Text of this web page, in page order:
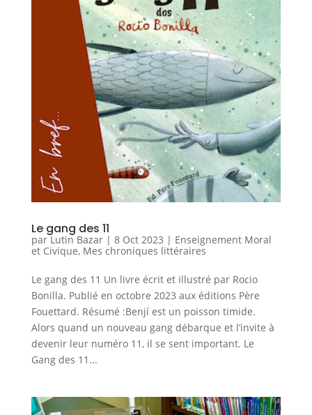
Le gang des 11
parLutin Bazar| 8 Oct 2023 | Enseignement Moral
et Civique, Mes chroniques littéraires
Le gang des 11 Un livre écrit et illustré par Rocio
Bonilla. Publié en octobre 2023 aux éditions Père
Fouettard. Résumé :Benjí est un poisson timide.
Alors quand un nouveau gang débarque et l’invite à
devenir leur numéro 11, il se sent important. Le
Gang des 11...